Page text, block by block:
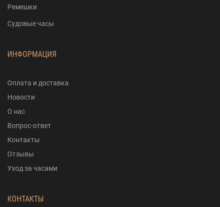
Ремешки
Судовые часы
ИНФОРМАЦИЯ
Оплата и доставка
Новости
О нас
Вопрос-ответ
Контакты
Отзывы
Уход за часами
КОНТАКТЫ